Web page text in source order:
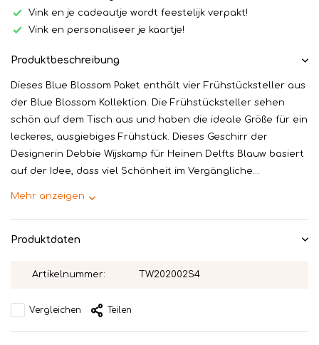
Vink en je cadeautje wordt feestelijk verpakt!
Vink en personaliseer je kaartje!
Produktbeschreibung
Dieses Blue Blossom Paket enthält vier Frühstücksteller aus
der Blue Blossom Kollektion. Die Frühstücksteller sehen
schön auf dem Tisch aus und haben die ideale Größe für ein
leckeres, ausgiebiges Frühstück. Dieses Geschirr der
Designerin Debbie Wijskamp für Heinen Delfts Blauw basiert
auf der Idee, dass viel Schönheit im Vergängliche...
Mehr anzeigen
Produktdaten
Artikelnummer: TW202002S4
Vergleichen Teilen